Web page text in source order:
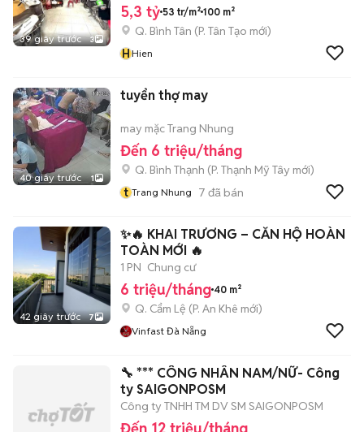
39 giây trước 3
5,3 tỷ 53 tr/m² 100 m²
Q. Bình Tân (P. Tân Tạo mới)
HHien
40 giây trước 1
tuyển thợ may
may mặc Trang Nhung
Đến 6 triệu/tháng
Q. Bình Thạnh (P. Thạnh Mỹ Tây mới)
t Trang Nhung 7 đã bán
42 giây trước 7
✨🔥 KHAI TRƯƠNG – CĂN HỘ HOÀN
TOÀN MỚI 🔥
1 PN Chung cư
6 triệu/tháng 40 m²
Q. Cẩm Lệ (P. An Khê mới)
Vinfast Đà Nẵng
🔧 *** CÔNG NHÂN NAM/NỮ- Công
ty SAIGONPOSM
Công ty TNHH TM DV SM SAIGONPOSM